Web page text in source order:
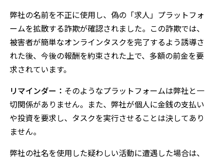
弊社の名前を不正に使用し、偽の「求人」プラットフォ
ームを拡散する詐欺が確認されました。この詐欺では、
被害者が簡単なオンラインタスクを完了するよう誘導さ
れた後、今後の報酬を約束された上で、多額の前金を要
求されています。
リマインダー： そのようなプラットフォームは弊社と一
切関係がありません。また、弊社が個人に金銭の支払い
や投資を要求し、タスクを実行させることは決してあり
ません。
弊社の社名を使用した疑わしい活動に遭遇した場合は、